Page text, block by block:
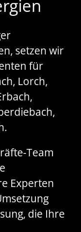
setzen wir
für
Lorch,
Team
Experten
die Ihre